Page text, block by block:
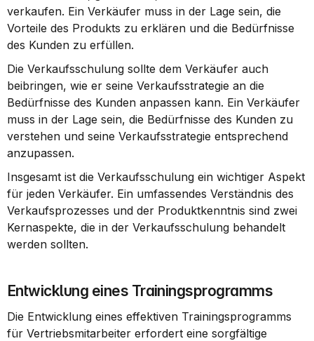
verkaufen. Ein Verkäufer muss in der Lage sein, die
Vorteile des Produkts zu erklären und die Bedürfnisse
des Kunden zu erfüllen.
Die Verkaufsschulung sollte dem Verkäufer auch
beibringen, wie er seine Verkaufsstrategie an die
Bedürfnisse des Kunden anpassen kann. Ein Verkäufer
muss in der Lage sein, die Bedürfnisse des Kunden zu
verstehen und seine Verkaufsstrategie entsprechend
anzupassen.
Insgesamt ist die Verkaufsschulung ein wichtiger Aspekt
für jeden Verkäufer. Ein umfassendes Verständnis des
Verkaufsprozesses und der Produktkenntnis sind zwei
Kernaspekte, die in der Verkaufsschulung behandelt
werden sollten.
Entwicklung eines Trainingsprogramms
Die Entwicklung eines effektiven Trainingsprogramms
für Vertriebsmitarbeiter erfordert eine sorgfältige